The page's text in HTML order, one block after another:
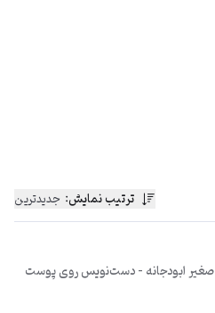
ترتیب نمایش: جدیدترین
صغیر ابودجانه – دست‌نویس روی پوست